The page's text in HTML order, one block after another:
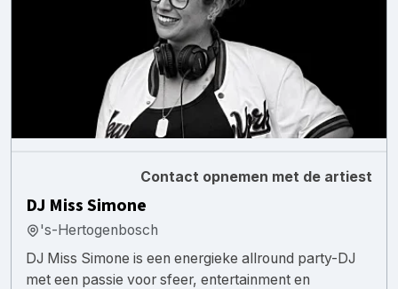
Contact opnemen met de artiest
DJ Miss Simone
's-Hertogenbosch
DJ Miss Simone is een energieke allround party-DJ
met een passie voor sfeer, entertainment en